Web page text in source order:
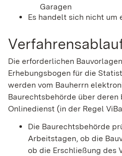
Garagen
Es handelt sich nicht um
Die erforderlichen
Erhebungsbogen für die
werden vom Bauherrn
Baurechtsbehörde über
Onlinedienst (in der Regel
Die Baurechtsbehörde
Arbeitstagen, ob die
ob die Erschließung des